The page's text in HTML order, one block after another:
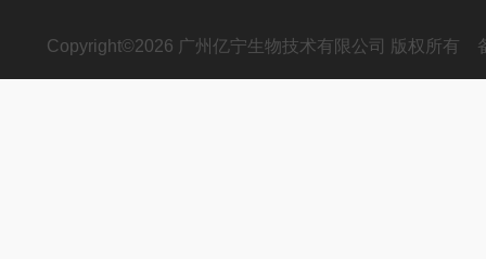
Copyright©2026 广州亿宁生物技术有限公司 版权所有